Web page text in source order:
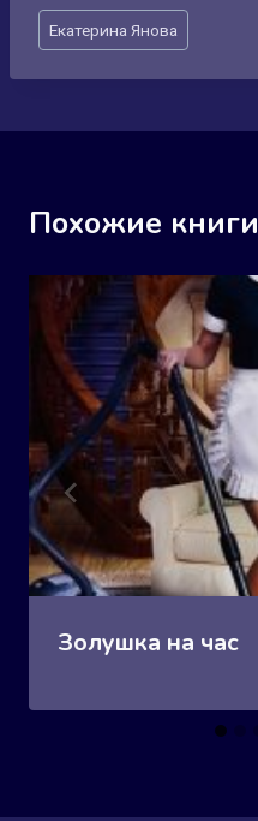
Метки
записи:
Екатерина Янова
Похожие книги
Золушка на час